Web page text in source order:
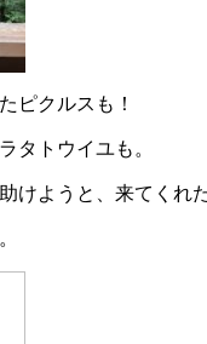
ピクルスも！
タトウイユも。
けようと、来てくれ